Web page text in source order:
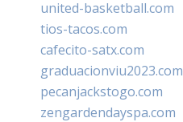
united-basketball.com
tios-tacos.com
cafecito-satx.com
graduacionviu2023.com
pecanjackstogo.com
zengardendayspa.com